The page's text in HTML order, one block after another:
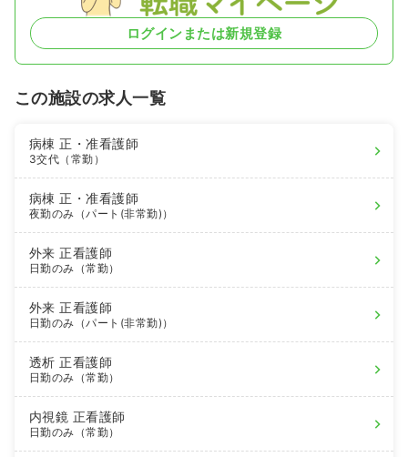
ログインまたは新規登録
この施設の求人一覧
病棟正・准看護師
3交代（常勤）
病棟正・准看護師
夜勤のみ（パート(非常勤)）
外来正看護師
日勤のみ（常勤）
外来正看護師
日勤のみ（パート(非常勤)）
透析正看護師
日勤のみ（常勤）
内視鏡 正看護師
日勤のみ（常勤）